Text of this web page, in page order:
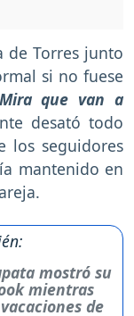
de Torres junto
si no fuese
que van a
desató todo
los seguidores
mantenido en
mostró su
mientras
de